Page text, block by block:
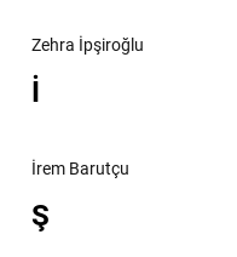
Zehra İpşiroğlu
İ
İrem Barutçu
Ş